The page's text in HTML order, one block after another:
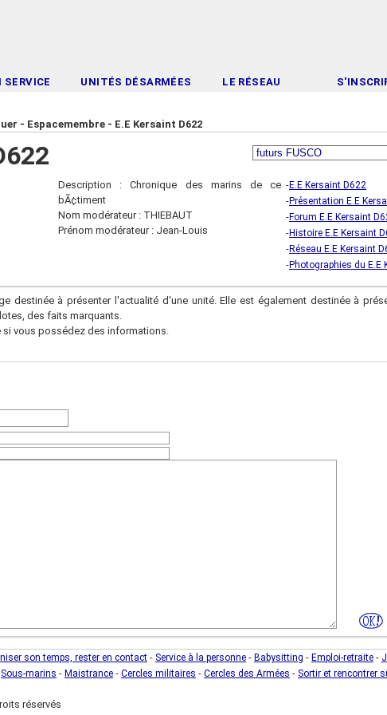
SERVICE UNITÉS DÉSARMÉES LE RÉSEAU
- Espacemembre - E.E Kersaint D622
Description : Chronique des marins de ce
bÃ¢timent
Nom modérateur : THIEBAUT
Prénom modérateur : Jean-Louis
-E.E Kersaint D622
-Présentation E.E
-Forum E.E Kersaint
-Histoire E.E Kersaint
-Réseau E.E Kersaint
-Photographies du E.E
destinée à présenter l'actualité d'une unité. Elle est également destinée à
des faits marquants.
vous possédez des informations.
son temps, rester en contact - Service à la personne - Babysitting - Emploi-retraite -
Sous-marins - Maistrance - Cercles militaires - Cercles des Armées - Sortir et rencontrer
réservés